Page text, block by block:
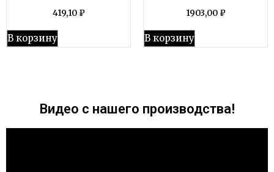
419,10 ₽
В корзину
1903,00 ₽
В корзину
Видео с нашего производства!